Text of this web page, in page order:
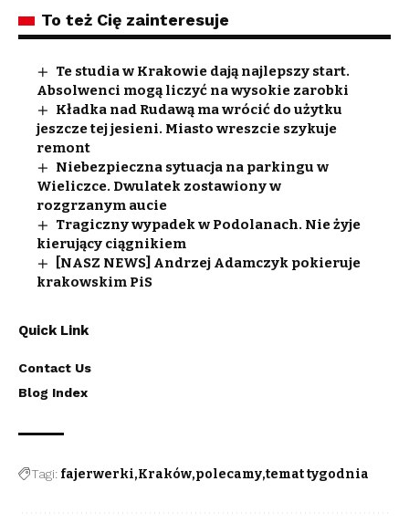
To też Cię zainteresuje
Te studia w Krakowie dają najlepszy start.
Absolwenci mogą liczyć na wysokie zarobki
Kładka nad Rudawą ma wrócić do użytku
jeszcze tej jesieni. Miasto wreszcie szykuje
remont
Niebezpieczna sytuacja na parkingu w
Wieliczce. Dwulatek zostawiony w
rozgrzanym aucie
Tragiczny wypadek w Podolanach. Nie żyje
kierujący ciągnikiem
[NASZ NEWS] Andrzej Adamczyk pokieruje
krakowskim PiS
Quick Link
Contact Us
Blog Index
Tagi: fajerwerki Kraków polecamy temat tygodnia